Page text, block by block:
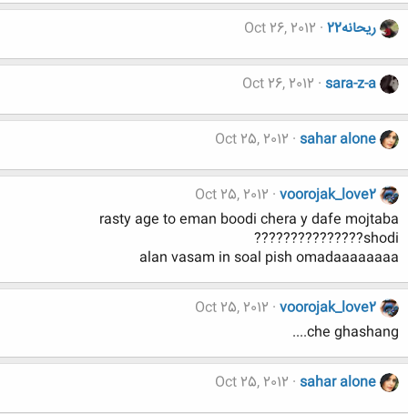
ریحانه22 Oct 26, 2012
sara-z-a
Oct 26, 2012
sahar alone
Oct 25, 2012
voorojak_love2
Oct 25, 2012
rasty age to eman boodi chera y dafe mojtaba
shodi???????????????
alan vasam in soal pish omadaaaaaaaa
voorojak_love2
Oct 25, 2012
che ghashang....
sahar alone
Oct 25, 2012